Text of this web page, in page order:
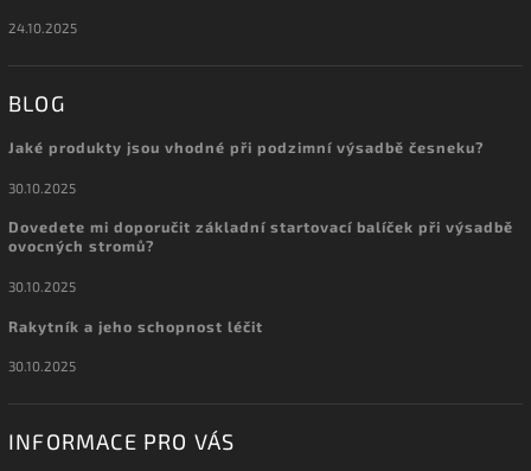
24.10.2025
BLOG
Jaké produkty jsou vhodné při podzimní výsadbě česneku?
30.10.2025
Dovedete mi doporučit základní startovací balíček při výsadbě
ovocných stromů?
30.10.2025
Rakytník a jeho schopnost léčit
30.10.2025
INFORMACE PRO VÁS